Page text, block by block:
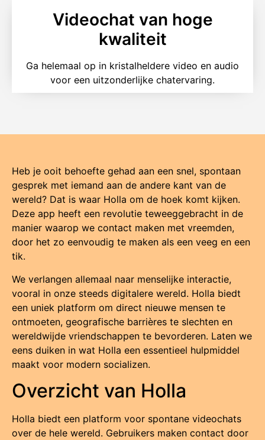
Videochat van hoge
kwaliteit
Ga helemaal op in kristalheldere video en audio
voor een uitzonderlijke chatervaring.
Heb je ooit behoefte gehad aan een snel, spontaan
gesprek met iemand aan de andere kant van de
wereld? Dat is waar Holla om de hoek komt kijken.
Deze app heeft een revolutie teweeggebracht in de
manier waarop we contact maken met vreemden,
door het zo eenvoudig te maken als een veeg en een
tik.
We verlangen allemaal naar menselijke interactie,
vooral in onze steeds digitalere wereld. Holla biedt
een uniek platform om direct nieuwe mensen te
ontmoeten, geografische barrières te slechten en
wereldwijde vriendschappen te bevorderen. Laten we
eens duiken in wat Holla een essentieel hulpmiddel
maakt voor modern socializen.
Overzicht van Holla
Holla biedt een platform voor spontane videochats
over de hele wereld. Gebruikers maken contact door